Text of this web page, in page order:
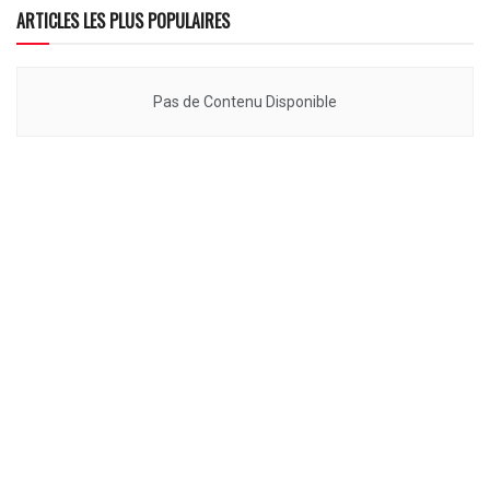
ARTICLES LES PLUS POPULAIRES
Pas de Contenu Disponible